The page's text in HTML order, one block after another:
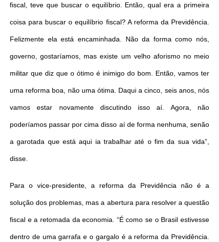
fiscal, teve que buscar o equilíbrio. Então, qual era a primeira
coisa para buscar o equilíbrio fiscal? A reforma da Previdência.
Felizmente ela está encaminhada. Não da forma como nós,
governo, gostaríamos, mas existe um velho aforismo no meio
militar que diz que o ótimo é inimigo do bom. Então, vamos ter
uma reforma boa, não uma ótima. Daqui a cinco, seis anos, nós
vamos estar novamente discutindo isso aí. Agora, não
poderíamos passar por cima disso aí de forma nenhuma, senão
a garotada que está aqui ia trabalhar até o fim da sua vida”,
disse.
Para o vice-presidente, a reforma da Previdência não é a
solução dos problemas, mas a abertura para resolver a questão
fiscal e a retomada da economia. “É como se o Brasil estivesse
dentro de uma garrafa e o gargalo é a reforma da Previdência.